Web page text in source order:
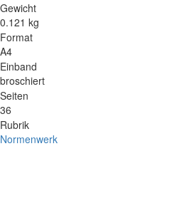
Gewicht
0.121 kg
Format
A4
Einband
broschiert
Seiten
36
Rubrik
Normenwerk